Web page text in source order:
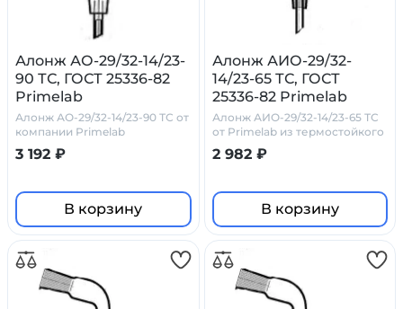
Алонж АО-29/32-14/23-
90 ТС, ГОСТ 25336-82
Primelab
Алонж АО-29/32-14/23-90 ТС от
компании Primelab
3 192 ₽
В корзину
Алонж АИО-29/32-
14/23-65 ТС, ГОСТ
25336-82 Primelab
Алонж АИО-29/32-14/23-65 ТС
от Primelab из термостойкого
стекла
2 982 ₽
В корзину